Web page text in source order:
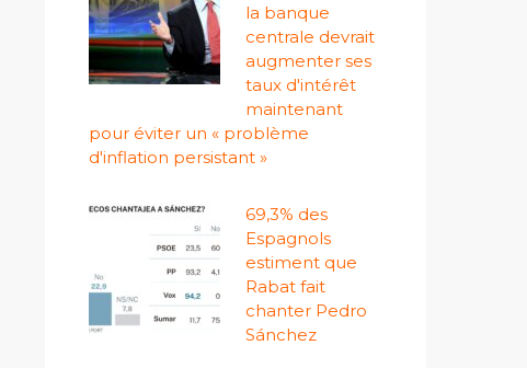
la banque
centrale devrait
augmenter ses
taux d'intérêt
maintenant
pour éviter un « problème
d'inflation persistant »
69,3% des
Espagnols
estiment que
Rabat fait
chanter Pedro
Sánchez